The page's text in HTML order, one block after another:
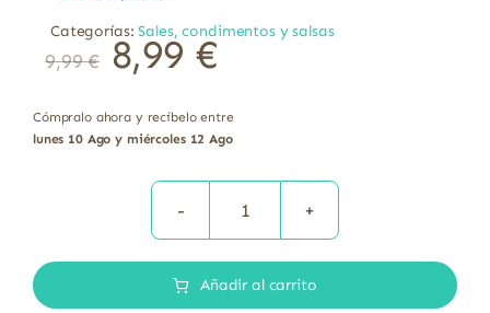
Categorías:Sales, condimentos y salsas
9,99€ 8,99 €
Cómpralo ahora y recíbelo entre
lunes 10 Ago y miércoles 12 Ago
Tamari
soja
Añadir al carrito